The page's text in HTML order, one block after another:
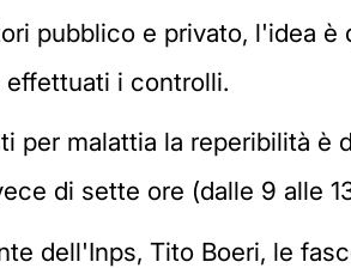
pubblico e privato, l'idea è
effettuati i controlli.
malattia la reperibilità è
di sette ore (dalle 9 alle
dell'Inps, Tito Boeri, le